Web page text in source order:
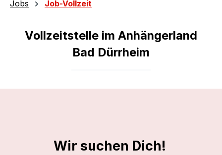
Jobs Job-Vollzeit
Vollzeitstelle im Anhängerland
Bad Dürrheim
Wir suchen Dich!